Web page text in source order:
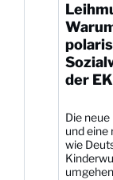
der
Die
und eine
wie